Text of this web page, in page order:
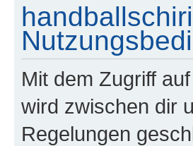
Mit dem Zugriff
wird zwischen dir
Regelungen